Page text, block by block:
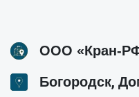
ООО «Кран-
Богородск,